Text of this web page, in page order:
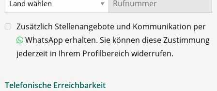
Zusätzlich Stellenangebote und Kommunikation per
WhatsApp erhalten. Sie können diese Zustimmung
jederzeit in Ihrem Profilbereich widerrufen.
Telefonische Erreichbarkeit